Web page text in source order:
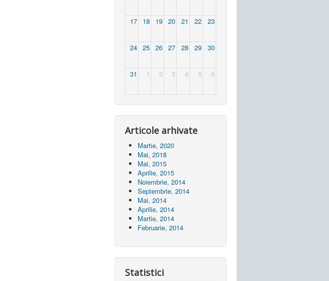
17 18 19 20 21 22 23
24 25 26 27 28 29 30
31 1 2 3 4 5 6
Articole arhivate
Martie, 2020
Mai, 2018
Mai, 2015
Aprilie, 2015
Noiembrie, 2014
Septembrie, 2014
Mai, 2014
Aprilie, 2014
Martie, 2014
Februarie, 2014
Statistici